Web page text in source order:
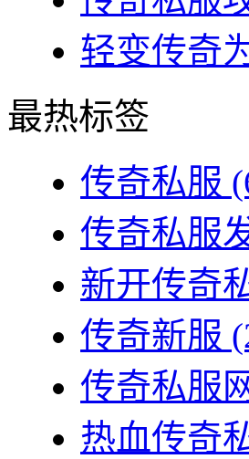
轻变传奇
最热标签
传奇私服
传奇私服
新开传奇
传奇新服
传奇私服
热血传奇